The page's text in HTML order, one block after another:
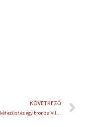
KÖVETKEZŐ
Egy arany, két ezüst és egy bronz a Világjátékok második versenynapján